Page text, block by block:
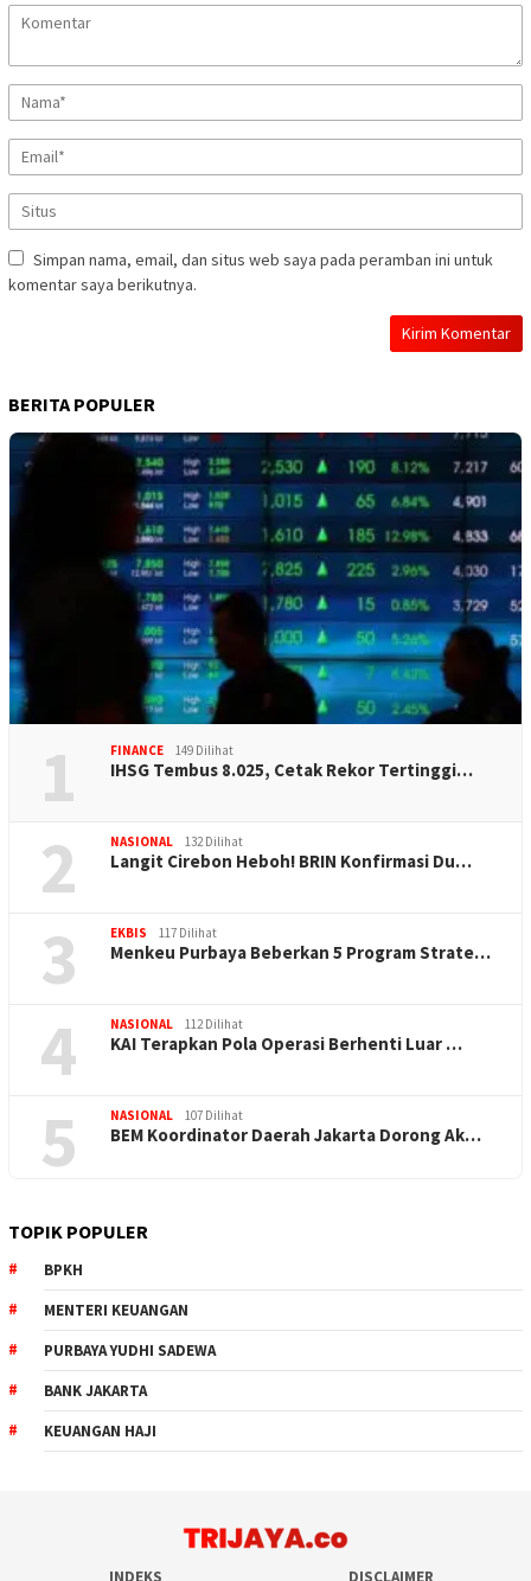
Simpan nama, email, dan situs web saya pada peramban ini untuk
komentar saya berikutnya.
BERITA POPULER
1 FINANCE 149 Dilihat
IHSG Tembus 8.025, Cetak Rekor Tertinggi…
2 NASIONAL 132 Dilihat
Langit Cirebon Heboh! BRIN Konfirmasi Du…
3 EKBIS 117 Dilihat
Menkeu Purbaya Beberkan 5 Program Strate…
4 NASIONAL 112 Dilihat
KAI Terapkan Pola Operasi Berhenti Luar …
5 NASIONAL 107 Dilihat
BEM Koordinator Daerah Jakarta Dorong Ak…
TOPIK POPULER
BPKH
MENTERI KEUANGAN
PURBAYA YUDHI SADEWA
BANK JAKARTA
KEUANGAN HAJI
INDEKS DISCLAIMER